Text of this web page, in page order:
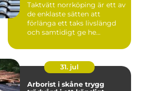
Taktvätt norrköping är ett av
de enklaste sätten att
förlänga ett taks livslängd
och samtidigt ge he...
31. jul
Arborist i skåne trygg